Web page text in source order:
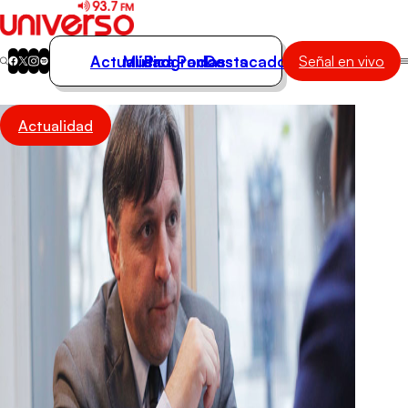
Actualidad
Música
Destacados
Actualidad
Música
Programas
Podcasts
Destacados Señal en vivo
Actualidad